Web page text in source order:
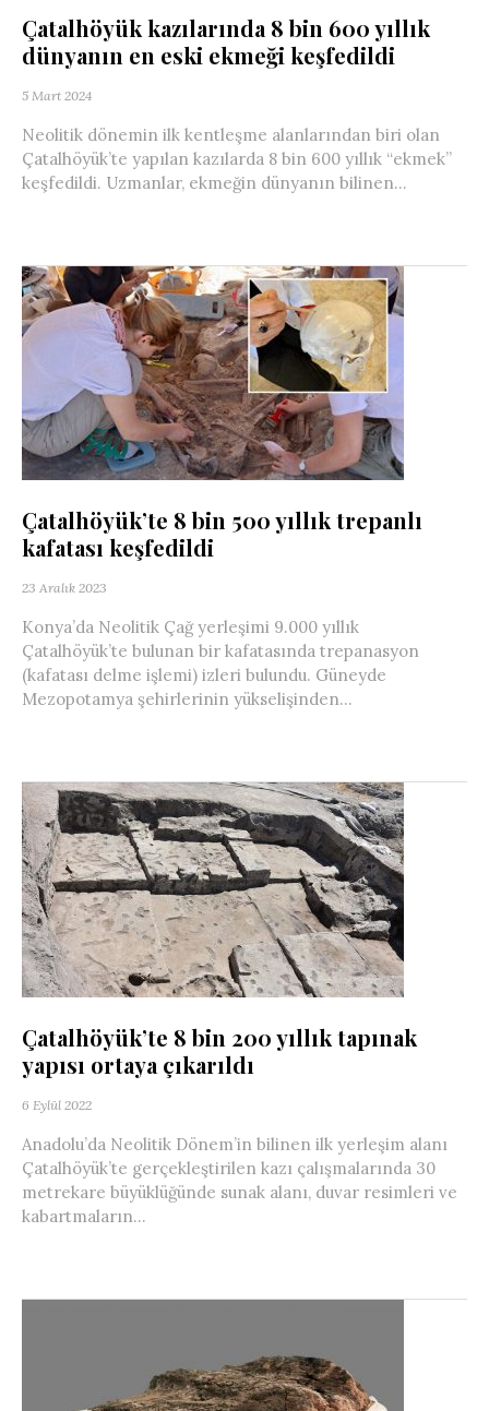
Çatalhöyük kazılarında 8 bin 600 yıllık
dünyanın en eski ekmeği keşfedildi
5 Mart 2024
Neolitik dönemin ilk kentleşme alanlarından biri olan
Çatalhöyük’te yapılan kazılarda 8 bin 600 yıllık “ekmek”
keşfedildi. Uzmanlar, ekmeğin dünyanın bilinen...
Çatalhöyük’te 8 bin 500 yıllık trepanlı
kafatası keşfedildi
23 Aralık 2023
Konya’da Neolitik Çağ yerleşimi 9.000 yıllık
Çatalhöyük’te bulunan bir kafatasında trepanasyon
(kafatası delme işlemi) izleri bulundu. Güneyde
Mezopotamya şehirlerinin yükselişinden...
Çatalhöyük’te 8 bin 200 yıllık tapınak
yapısı ortaya çıkarıldı
6 Eylül 2022
Anadolu’da Neolitik Dönem’in bilinen ilk yerleşim alanı
Çatalhöyük’te gerçekleştirilen kazı çalışmalarında 30
metrekare büyüklüğünde sunak alanı, duvar resimleri ve
kabartmaların...